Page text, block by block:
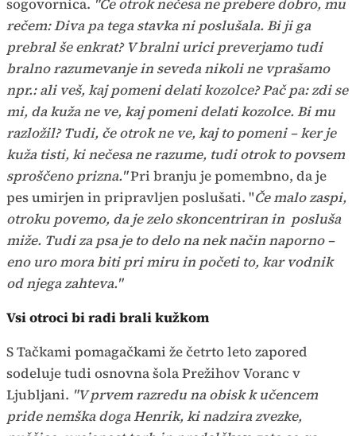
sogovornica. "Če otrok nečesa ne prebere dobro, mu
rečem: Diva pa tega stavka ni poslušala. Bi ji ga
prebral še enkrat? V bralni urici preverjamo tudi
bralno razumevanje in seveda nikoli ne vprašamo
npr.: ali veš, kaj pomeni delati kozolce? Pač pa: zdi se
mi, da kuža ne ve, kaj pomeni delati kozolce. Bi mu
razložil? Tudi, če otrok ne ve, kaj to pomeni – ker je
kuža tisti, ki nečesa ne razume, tudi otrok to povsem
sproščeno prizna."Pri branju je pomembno, da je
pes umirjen in pripravljen poslušati. "Če malo zaspi,
otroku povemo, da je zelo skoncentriran in posluša
miže. Tudi za psa je to delo na nek način naporno –
eno uro mora biti pri miru in početi to, kar vodnik
od njega zahteva."
Vsi otroci bi radi brali kužkom
S Tačkami pomagačkami že četrto leto zapored
sodeluje tudi osnovna šola Prežihov Voranc v
Ljubljani. "V prvem razredu na obisk k učencem
pride nemška doga Henrik, ki nadzira zvezke,